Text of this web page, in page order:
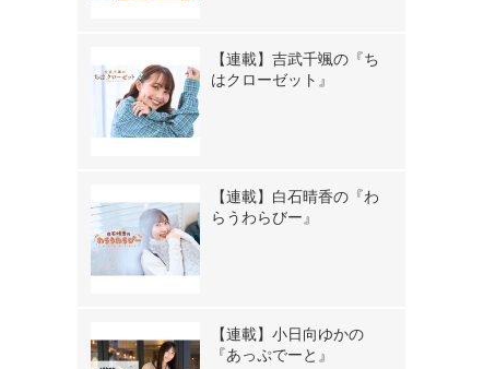
【連載】吉武千颯の『ち
はクローゼット』
【連載】白石晴香の『わ
らうわらびー』
【連載】小日向ゆかの
『あっぷでーと』